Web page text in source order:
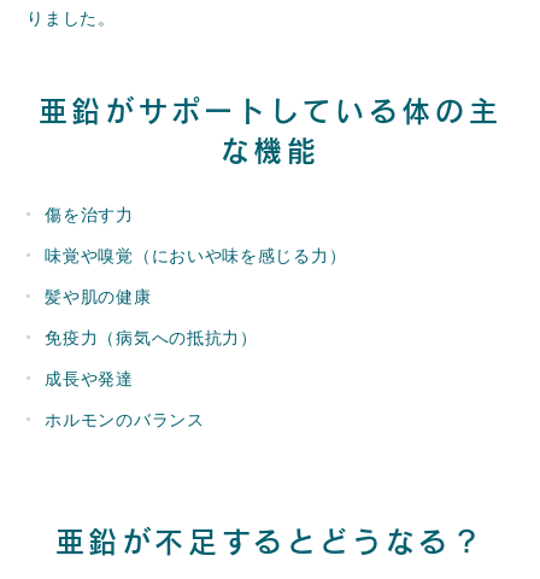
りました。
亜鉛がサポートしている体の主
な機能
傷を治す力
味覚や嗅覚（においや味を感じる力）
髪や肌の健康
免疫力（病気への抵抗力）
成長や発達
ホルモンのバランス
亜鉛が不足するとどうなる？